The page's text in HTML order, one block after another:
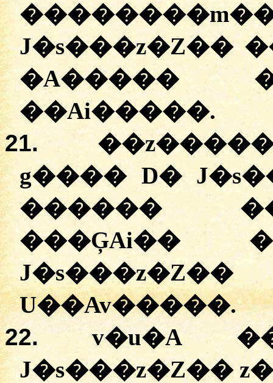
�
J�s���z�Z���
�A�����
��Ai�����.
21.
�
g���� D�
������ �
���ĢAi��
J�s���z�Z��
U��Av�����.
22.
v�u�A
J�s���z�Z��